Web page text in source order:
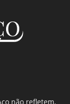
não refletem,